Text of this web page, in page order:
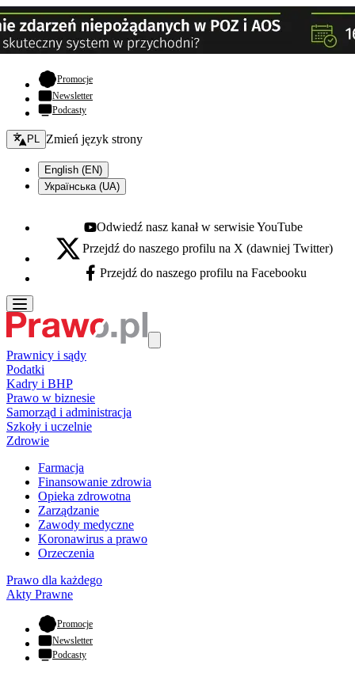
Promocje- otwiera się w nowej karcie
Newsletter
Podcasty
Zmień język - bieżący:
PL Zmień język strony
English (EN)
Українська (UA)
Youtube - otwiera się w nowej karcie
Odwiedź nasz kanał w serwisie YouTube
X - otwiera się w nowej karcie
Przejdź do naszego profilu na X (dawniej Twitter)
Facebook - otwiera się w nowej karcie
Przejdź do naszego profilu na Facebooku
Prawnicy i sądy
Podatki
Kadry i BHP
Prawo w biznesie
Samorząd i administracja
Szkoły i uczelnie
Zdrowie
Farmacja
Finansowanie zdrowia
Opieka zdrowotna
Zarządzanie
Zawody medyczne
Koronawirus a prawo
Orzeczenia
Prawo dla każdego
Akty Prawne
Promocje- otwiera się w nowej karcie
Newsletter
Podcasty